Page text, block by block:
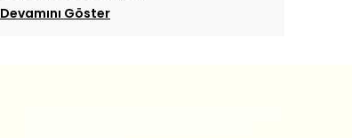
Devamını Göster